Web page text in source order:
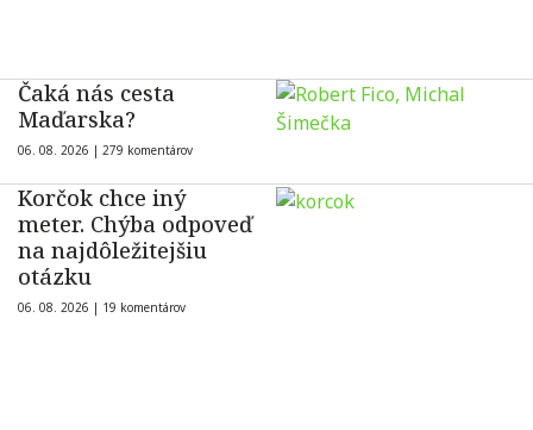
Čaká nás cesta
Maďarska?
06. 08. 2026 | 279 komentárov
Korčok chce iný
meter. Chýba odpoveď
na najdôležitejšiu
otázku
06. 08. 2026 | 19 komentárov